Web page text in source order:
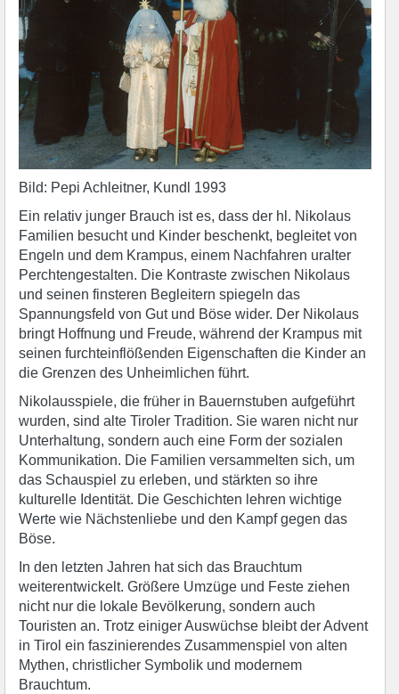
Bild: Pepi Achleitner, Kundl 1993
Ein relativ junger Brauch ist es, dass der hl. Nikolaus
Familien besucht und Kinder beschenkt, begleitet von
Engeln und dem Krampus, einem Nachfahren uralter
Perchtengestalten. Die Kontraste zwischen Nikolaus
und seinen finsteren Begleitern spiegeln das
Spannungsfeld von Gut und Böse wider. Der Nikolaus
bringt Hoffnung und Freude, während der Krampus mit
seinen furchteinflößenden Eigenschaften die Kinder an
die Grenzen des Unheimlichen führt.
Nikolausspiele, die früher in Bauernstuben aufgeführt
wurden, sind alte Tiroler Tradition. Sie waren nicht nur
Unterhaltung, sondern auch eine Form der sozialen
Kommunikation. Die Familien versammelten sich, um
das Schauspiel zu erleben, und stärkten so ihre
kulturelle Identität. Die Geschichten lehren wichtige
Werte wie Nächstenliebe und den Kampf gegen das
Böse.
In den letzten Jahren hat sich das Brauchtum
weiterentwickelt. Größere Umzüge und Feste ziehen
nicht nur die lokale Bevölkerung, sondern auch
Touristen an. Trotz einiger Auswüchse bleibt der Advent
in Tirol ein faszinierendes Zusammenspiel von alten
Mythen, christlicher Symbolik und modernem
Brauchtum.